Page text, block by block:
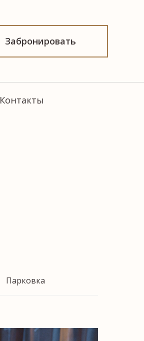
Забронировать
Контакты
Парковка